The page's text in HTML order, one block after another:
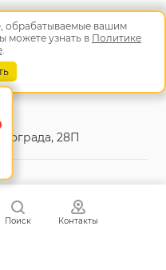
28П
данных
Поиск Контакты
обрабатываемые вашим
можете узнать в Политике
.